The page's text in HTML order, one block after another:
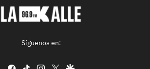
Síguenos en: